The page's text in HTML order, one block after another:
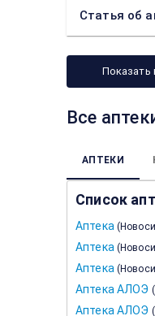
Статья об
Показать
Все
АПТЕКИ
Список
Аптека (
Аптека (
Аптека (
Аптека АЛОЭ (
Аптека АЛОЭ (